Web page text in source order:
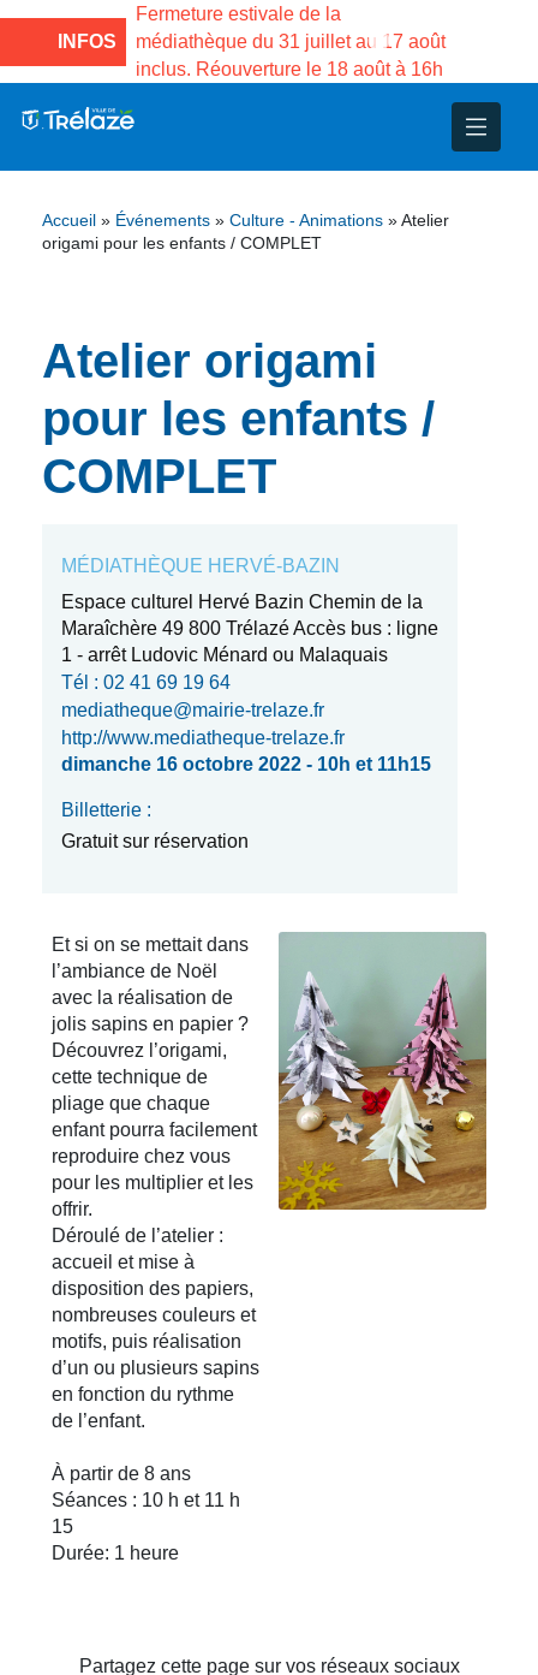
INFOS
la Maison des
de Gama du
Fermeture estivale de la
médiathèque du 31 juillet au 17 août
inclus. Réouverture le 18 août à 16h
et d’animations
Projets
– Jumelage
Accueil » Événements » Culture - Animations » Atelier
origami pour les enfants / COMPLET
Atelier origami
pour les enfants /
COMPLET
MÉDIATHÈQUE HERVÉ-BAZIN
Espace culturel Hervé Bazin Chemin de la
Maraîchère 49 800 Trélazé Accès bus : ligne
1 - arrêt Ludovic Ménard ou Malaquais
Tél : 02 41 69 19 64
mediatheque@mairie-trelaze.fr
http://www.mediatheque-trelaze.fr
dimanche 16 octobre 2022 - 10h et 11h15
Billetterie :
Gratuit sur réservation
Et si on se mettait dans
l’ambiance de Noël
avec la réalisation de
jolis sapins en papier ?
Découvrez l’origami,
cette technique de
pliage que chaque
enfant pourra facilement
reproduire chez vous
pour les multiplier et les
offrir.
Déroulé de l’atelier :
accueil et mise à
disposition des papiers,
nombreuses couleurs et
motifs, puis réalisation
d’un ou plusieurs sapins
en fonction du rythme
de l’enfant.
À partir de 8 ans
Séances : 10 h et 11 h
15
Durée: 1 heure
Partagez cette page sur vos réseaux sociaux